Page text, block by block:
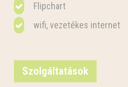
Flipchart
wifi, vezetékes internet
Szolgáltatások